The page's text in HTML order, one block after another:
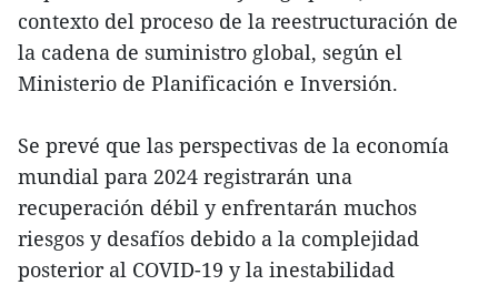
contexto del proceso de la reestructuración de
la cadena de suministro global, según el
Ministerio de Planificación e Inversión.
Se prevé que las perspectivas de la economía
mundial para 2024 registrarán una
recuperación débil y enfrentarán muchos
riesgos y desafíos debido a la complejidad
posterior al COVID-19 y la inestabilidad